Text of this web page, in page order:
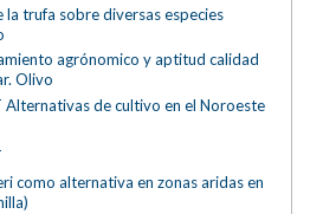
la trufa sobre diversas especies
agrónomico y aptitud calidad
Olivo
Alternativas de cultivo en el Noroeste
como alternativa en zonas aridas en